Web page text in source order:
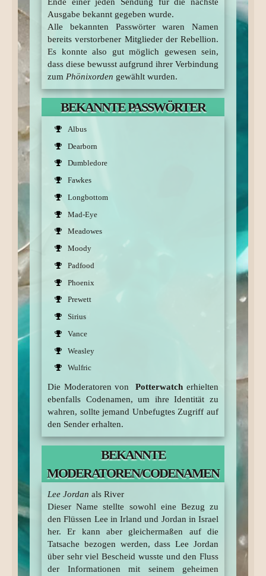
Ausgabe bekannt gegeben wurde.
Alle bekannten Passwörter waren Namen
bereits verstorbener Mitglieder der Rebellion.
Es konnte also gut möglich gewesen sein,
dass diese bewusst aufgrund ihrer Verbindung
zum Phönixorden gewählt wurden.
BEKANNTE PASSWÖRTER
Albus
Dearborn
Dumbledore
Fawkes
Longbottom
Mad-Eye
Meadowes
Moody
Padfood
Phoenix
Prewett
Sirius
Vance
Weasley
Wulfric
Die Moderatoren vonPotterwatch erhielten
ebenfalls Codenamen, um ihre Identität zu
wahren, sollte jemand Unbefugtes Zugriff auf
den Sender erhalten.
BEKANNTE
MODERATOREN/CODENAMEN
Lee Jordan als River
Dieser Name stellte sowohl eine Bezug zu
den Flüssen Lee in Irland und Jordan in Israel
her. Er kann aber gleichermaßen auf die
Tatsache bezogen werden, dass Lee Jordan
über sehr viel Bescheid wusste und den Fluss
der Informationen mit seinem geheimen